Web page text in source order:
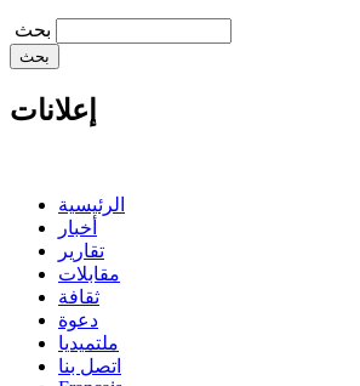
‏بحث ‏
إعلانات
الرئيسية
أخبار
تقارير
مقابلات
ثقافة
دعوة
ملتميديا
اتصل بنا